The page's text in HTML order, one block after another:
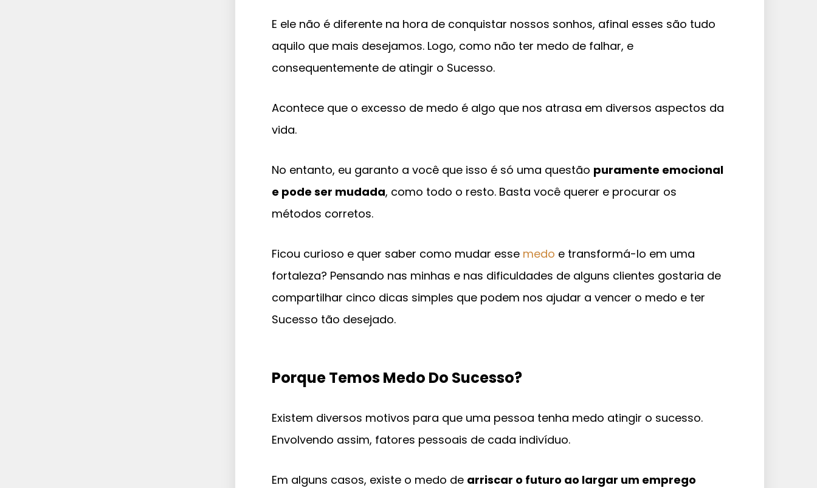
E ele não é diferente na hora de conquistar nossos sonhos, afinal esses são tudo
aquilo que mais desejamos. Logo, como não ter medo de falhar, e
consequentemente de atingir o Sucesso.
Acontece que o excesso de medo é algo que nos atrasa em diversos aspectos da
vida.
No entanto, eu garanto a você que isso é só uma questão puramente emocional
e pode ser mudada, como todo o resto. Basta você querer e procurar os
métodos corretos.
Ficou curioso e quer saber como mudar esse medo e transformá-lo em uma
fortaleza? Pensando nas minhas e nas dificuldades de alguns clientes gostaria de
compartilhar cinco dicas simples que podem nos ajudar a vencer o medo e ter
Sucesso tão desejado.
Porque Temos Medo Do Sucesso?
Existem diversos motivos para que uma pessoa tenha medo atingir o sucesso.
Envolvendo assim, fatores pessoais de cada indivíduo.
Em alguns casos, existe o medo de arriscar o futuro ao largar um emprego